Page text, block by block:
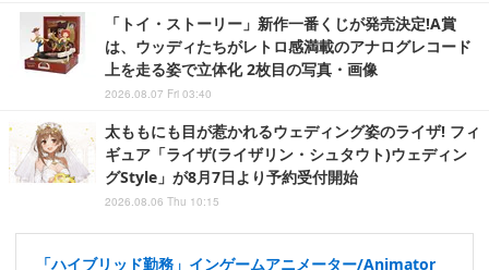
「トイ・ストーリー」新作一番くじが発売決定!A賞
は、ウッディたちがレトロ感満載のアナログレコード
上を走る姿で立体化 2枚目の写真・画像
2026.08.07 Fri 03:40
太ももにも目が惹かれるウェディング姿のライザ! フィ
ギュア「ライザ(ライザリン・シュタウト)ウェディン
グStyle」が8月7日より予約受付開始
2026.08.06 Thu 10:15
「ハイブリッド勤務」インゲームアニメーター/Animator